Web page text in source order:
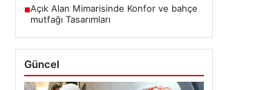
■Açık Alan Mimarisinde Konfor ve bahçe
mutfağı Tasarımları
Güncel